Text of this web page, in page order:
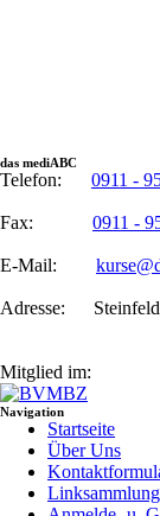
das mediABC
Telefon: 0911 -
Fax: 0911 -
E-Mail:
Adresse:
Mitglied im:
Navigation
Startseite
Über Uns
Linksammlung